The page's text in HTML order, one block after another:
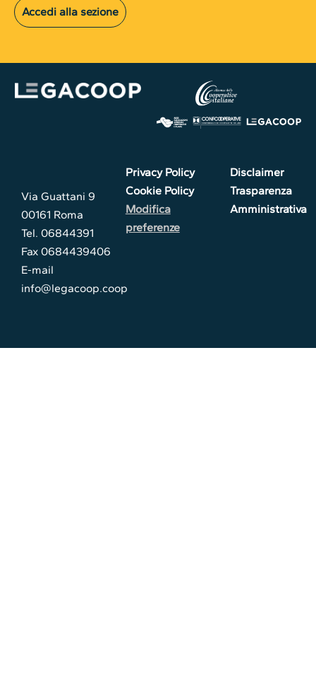
Accedi alla sezione
Via Guattani 9
00161 Roma
Tel. 06844391
Fax 0684439406
E-mail
info@legacoop.coop
Privacy Policy
Cookie Policy
Modifica
preferenze
Disclaimer
Trasparenza
Amministrativa